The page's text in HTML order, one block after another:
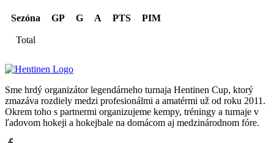
Sezóna GP G A PTS PIM
Total
Sme hrdý organizátor legendárneho turnaja Hentinen Cup, ktorý
zmazáva rozdiely medzi profesionálmi a amatérmi už od roku 2011.
Okrem toho s partnermi organizujeme kempy, tréningy a turnaje v
ľadovom hokeji a hokejbale na domácom aj medzinárodnom fóre.